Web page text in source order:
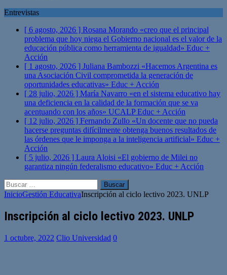
Entrevistas
[ 6 agosto, 2026 ] Rosana Morando «creo que el principal
problema que hoy niega el Gobierno nacional es el valor de la
educación pública como herramienta de igualdad» Educ +
Acción
[ 1 agosto, 2026 ] Juliana Bambozzi «Hacemos Argentina es
una Asociación Civil comprometida la generación de
oportunidades educativas» Educ + Acción
[ 28 julio, 2026 ] María Navarro «en el sistema educativo hay
una deficiencia en la calidad de la formación que se va
acentuando con los años» UCALPEduc + Acción
[ 12 julio, 2026 ] Fernando Zullo «Un docente que no pueda
hacerse preguntas difícilmente obtenga buenos resultados de
las órdenes que le imponga a la inteligencia artificial» Educ +
Acción
[ 5 julio, 2026 ] Laura Aloisi «El gobierno de Milei no
garantiza ningún federalismo educativo» Educ + Acción
Buscar:
InicioGestión EducativaInscripción al ciclo lectivo 2023. UNLP
Inscripción al ciclo lectivo 2023. UNLP
1 octubre, 2022 Clio Universidad 0